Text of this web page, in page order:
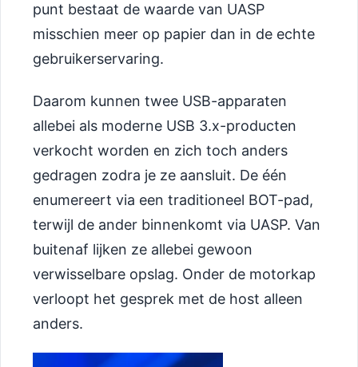
punt bestaat de waarde van UASP
misschien meer op papier dan in de echte
gebruikerservaring.
Daarom kunnen twee USB-apparaten
allebei als moderne USB 3.x-producten
verkocht worden en zich toch anders
gedragen zodra je ze aansluit. De één
enumereert via een traditioneel BOT-pad,
terwijl de ander binnenkomt via UASP. Van
buitenaf lijken ze allebei gewoon
verwisselbare opslag. Onder de motorkap
verloopt het gesprek met de host alleen
anders.